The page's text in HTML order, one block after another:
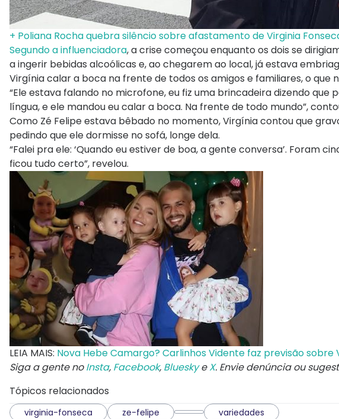
+ Poliana Rocha quebra silêncio sobre afastamento de Virginia
Segundo a influenciadora, a crise começou enquanto os dois se
a ingerir bebidas alcoólicas e, ao chegarem ao local, já estava
Virgínia calar a boca na frente de todos os amigos e familiares, o que
“Ele estava falando no microfone, eu fiz uma brincadeira dizendo
língua, e ele mandou eu calar a boca. Na frente de todo mundo”,
Como Zé Felipe estava bêbado no momento, Virgínia contou que
pedindo que ele dormisse no sofá, longe dela.
“Falei pra ele: ‘Quando eu estiver de boa, a gente conversa’. Foram
ficou tudo certo”, revelou.
LEIA MAIS: Nova Hebe Camargo? Carlinhos Vidente faz previsão sobre
Siga a gente noInsta, Facebook, BlueskyeX. Envie denúncia ou
Tópicos relacionados
virginia-fonseca ze-felipe variedades